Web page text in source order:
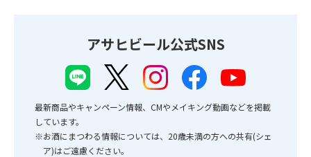
アサヒビール公式SNS
最新商品やキャンペーン情報、CMやメイキング動画などを掲載
しています。
※お酒にまつわる情報については、20歳未満の方への共有(シェ
ア)はご遠慮ください。